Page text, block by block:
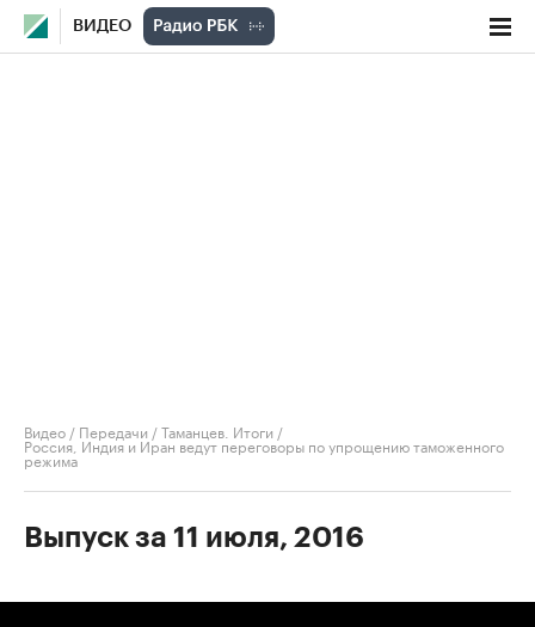
ВИДЕО
Видео / Передачи /Таманцев. Итоги /
Россия, Индия и Иран ведут переговоры по упрощению таможенного
режима
Выпуск за 11 июля, 2016